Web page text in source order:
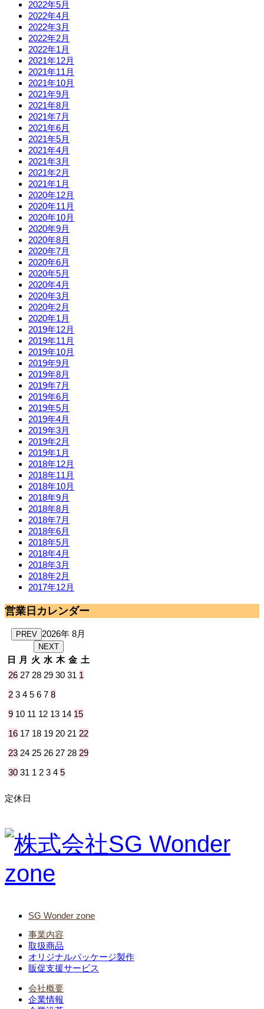
2022年5月
2022年4月
2022年3月
2022年2月
2022年1月
2021年12月
2021年11月
2021年10月
2021年9月
2021年8月
2021年7月
2021年6月
2021年5月
2021年4月
2021年3月
2021年2月
2021年1月
2020年12月
2020年11月
2020年10月
2020年9月
2020年8月
2020年7月
2020年6月
2020年5月
2020年4月
2020年3月
2020年2月
2020年1月
2019年12月
2019年11月
2019年10月
2019年9月
2019年8月
2019年7月
2019年6月
2019年5月
2019年4月
2019年3月
2019年2月
2019年1月
2018年12月
2018年11月
2018年10月
2018年9月
2018年8月
2018年7月
2018年6月
2018年5月
2018年4月
2018年3月
2018年2月
2017年12月
営業日カレンダー
PREV 2026年 8月
NEXT
日 月 火 水 木 金 土
26 27 28 29 30 31 1
2 3 4 5 6 7 8
9 10 11 12 13 14 15
16 17 18 19 20 21 22
23 24 25 26 27 28 29
30 31 1 2 3 4 5
定休日
SG Wonder zone
事業内容
取扱商品
オリジナルパッケージ製作
販促支援サービス
会社概要
企業情報